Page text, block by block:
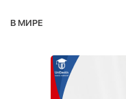
В МИРЕ